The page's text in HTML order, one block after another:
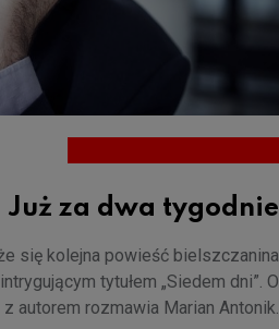
Już za dwa tygodnie
się kolejna powieść bielszczanina
tytułem „Siedem dni”. O
autorem rozmawia Marian Antonik.